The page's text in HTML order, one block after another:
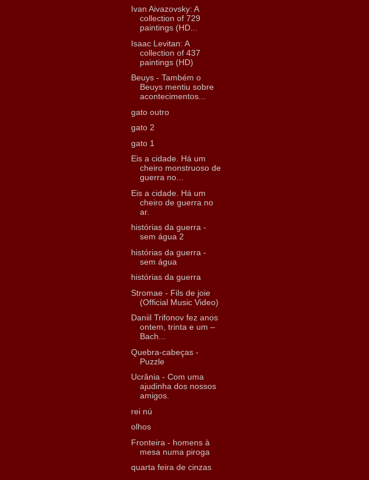
Ivan Aivazovsky: A
collection of 729
paintings (HD...
Isaac Levitan: A
collection of 437
paintings (HD)
Beuys - Também o
Beuys mentiu sobre
acontecimentos...
gato outro
gato 2
gato 1
Eis a cidade. Há um
cheiro monstruoso de
guerra no...
Eis a cidade. Há um
cheiro de guerra no
ar.
histórias da guerra -
sem água 2
histórias da guerra -
sem água
histórias da guerra
Stromae - Fils de joie
(Official Music Video)
Daniil Trifonov fez anos
ontem, trinta e um –
Bach...
Quebra-cabeças -
Puzzle
Ucrânia - Com uma
ajudinha dos nossos
amigos.
rei nú
olhos
Fronteira - homens à
mesa numa piroga
quarta feira de cinzas